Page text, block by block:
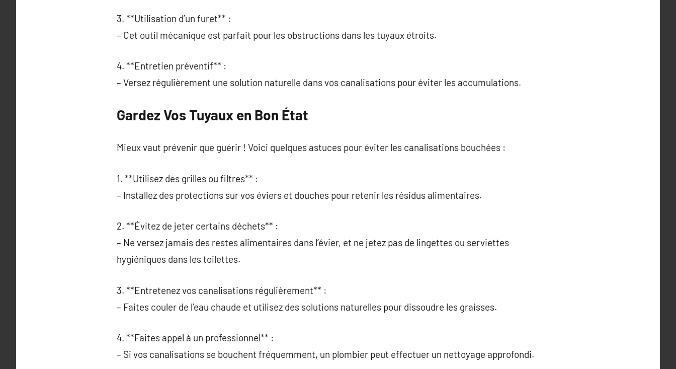
3. **Utilisation d’un furet** :
– Cet outil mécanique est parfait pour les obstructions dans les tuyaux étroits.
4. **Entretien préventif** :
– Versez régulièrement une solution naturelle dans vos canalisations pour éviter les accumulations.
Gardez Vos Tuyaux en Bon État
Mieux vaut prévenir que guérir ! Voici quelques astuces pour éviter les canalisations bouchées :
1. **Utilisez des grilles ou filtres** :
– Installez des protections sur vos éviers et douches pour retenir les résidus alimentaires.
2. **Évitez de jeter certains déchets** :
– Ne versez jamais des restes alimentaires dans l’évier, et ne jetez pas de lingettes ou serviettes
hygiéniques dans les toilettes.
3. **Entretenez vos canalisations régulièrement** :
– Faites couler de l’eau chaude et utilisez des solutions naturelles pour dissoudre les graisses.
4. **Faites appel à un professionnel** :
– Si vos canalisations se bouchent fréquemment, un plombier peut effectuer un nettoyage approfondi.